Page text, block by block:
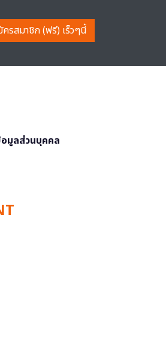
ครสมาชิก (ฟรี) เร็วๆนี้
มูลส่วนบุคคล